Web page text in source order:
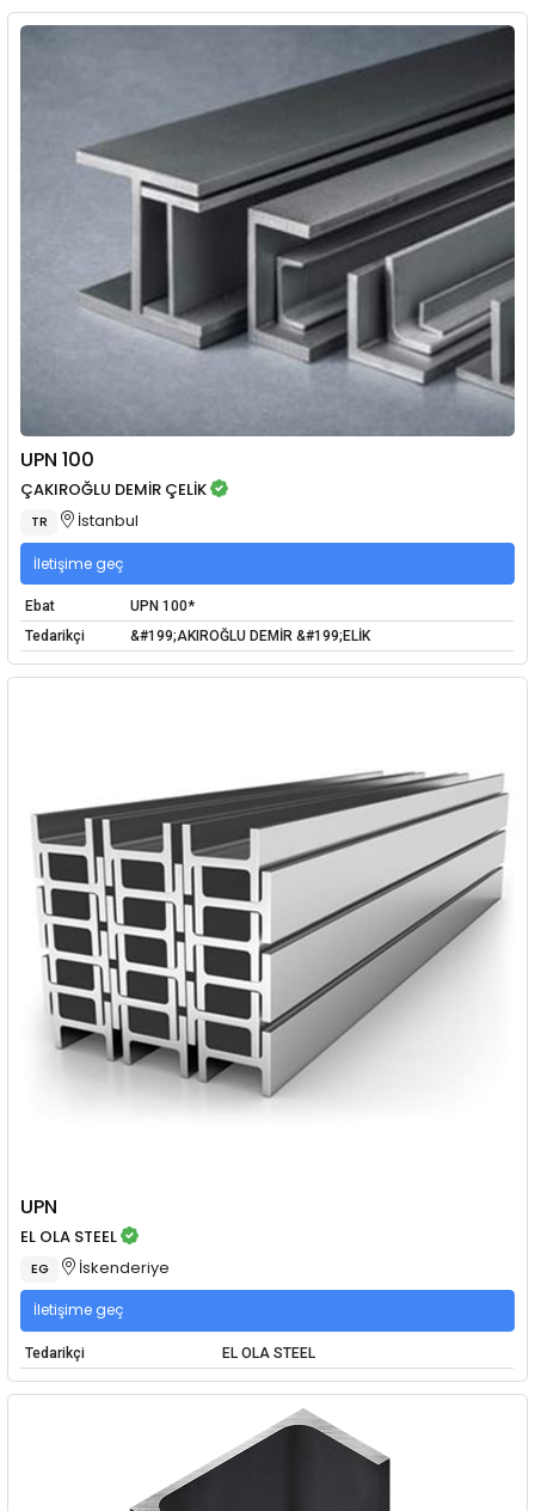
UPN 100
ÇAKIROĞLU DEMİR ÇELİK
TR İstanbul
İletişime geç
Ebat
UPN 100*
Tedarikçi
&#199;AKIROĞLU DEMİR &#199;ELİK
UPN
EL OLA STEEL
EG İskenderiye
İletişime geç
Tedarikçi EL OLA STEEL